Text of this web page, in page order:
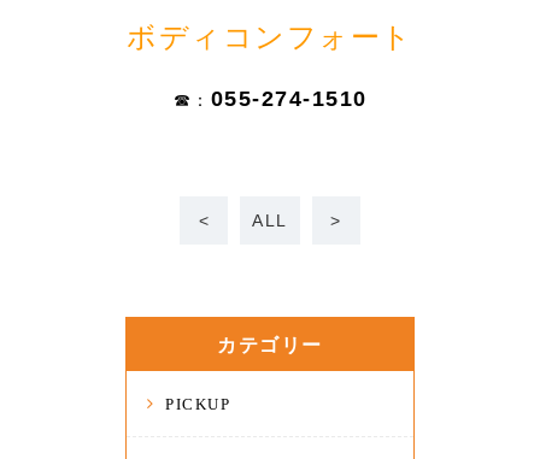
ボディコンフォート
☎： 055-274-1510
< ALL >
カテゴリー
PICKUP